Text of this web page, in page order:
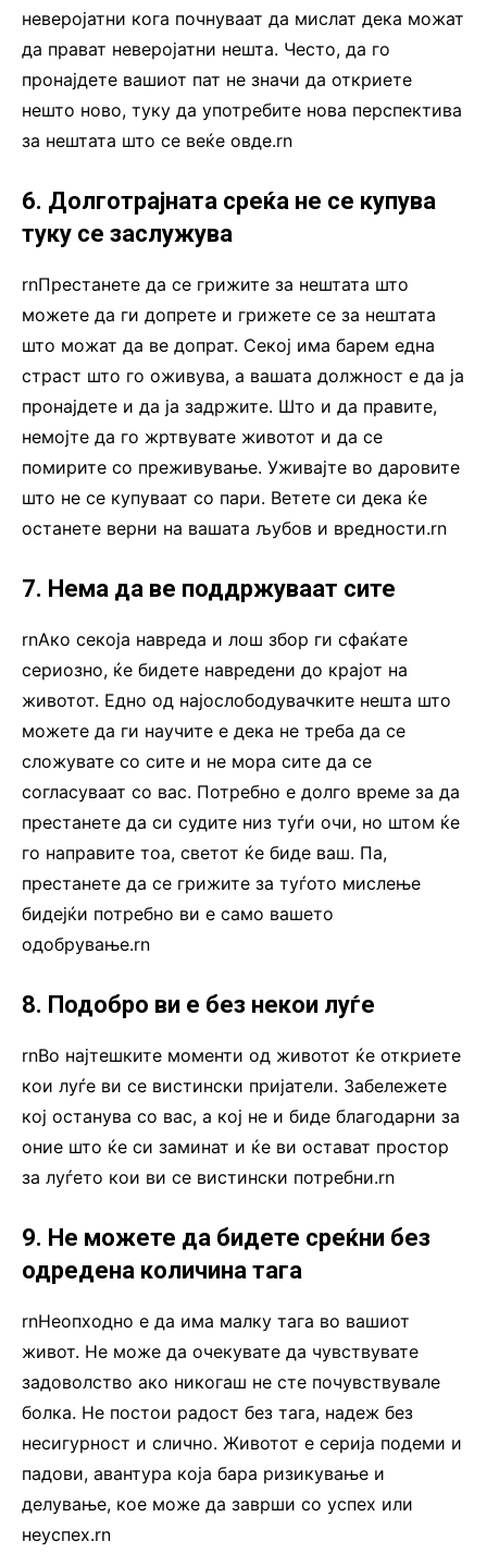
неверојатни кога почнуваат да мислат дека можат
да прават неверојатни нешта. Често, да го
пронајдете вашиот пат не значи да откриете
нешто ново, туку да употребите нова перспектива
за нештата што се веќе овде.rn
6. Долготрајната среќа не се купува
туку се заслужува
rnПрестанете да се грижите за нештата што
можете да ги допрете и грижете се за нештата
што можат да ве допрат. Секој има барем една
страст што го оживува, а вашата должност е да ја
пронајдете и да ја задржите. Што и да правите,
немојте да го жртвувате животот и да се
помирите со преживување. Уживајте во даровите
што не се купуваат со пари. Ветете си дека ќе
останете верни на вашата љубов и вредности.rn
7. Нема да ве поддржуваат сите
rnАко секоја навреда и лош збор ги сфаќате
сериозно, ќе бидете навредени до крајот на
животот. Едно од најослободувачките нешта што
можете да ги научите е дека не треба да се
сложувате со сите и не мора сите да се
согласуваат со вас. Потребно е долго време за да
престанете да си судите низ туѓи очи, но штом ќе
го направите тоа, светот ќе биде ваш. Па,
престанете да се грижите за туѓото мислење
бидејќи потребно ви е само вашето
одобрување.rn
8. Подобро ви е без некои луѓе
rnВо најтешките моменти од животот ќе откриете
кои луѓе ви се вистински пријатели. Забележете
кој останува со вас, а кој не и биде благодарни за
оние што ќе си заминат и ќе ви остават простор
за луѓето кои ви се вистински потребни.rn
9. Не можете да бидете среќни без
одредена количина тага
rnНеопходно е да има малку тага во вашиот
живот. Не може да очекувате да чувствувате
задоволство ако никогаш не сте почувствувале
болка. Не постои радост без тага, надеж без
несигурност и слично. Животот е серија подеми и
падови, авантура која бара ризикување и
делување, кое може да заврши со успех или
неуспех.rn